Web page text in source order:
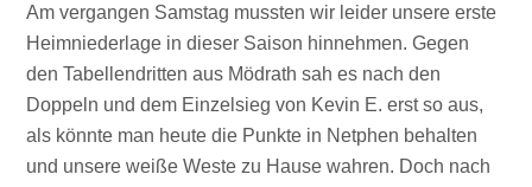
Am vergangen Samstag mussten wir leider unsere erste
Heimniederlage in dieser Saison hinnehmen. Gegen
den Tabellendritten aus Mödrath sah es nach den
Doppeln und dem Einzelsieg von Kevin E. erst so aus,
als könnte man heute die Punkte in Netphen behalten
und unsere weiße Weste zu Hause wahren. Doch nach